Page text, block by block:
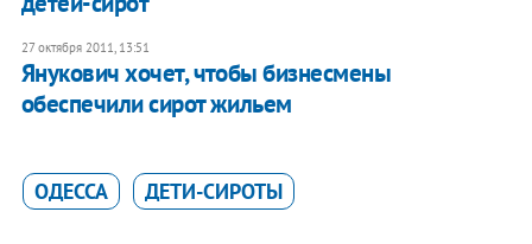
27 октября 2011, 13:51
Янукович хочет, чтобы бизнесмены
обеспечили сирот жильем
ОДЕССА ДЕТИ-СИРОТЫ